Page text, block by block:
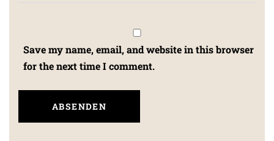
Save my name, email, and website in this browser
for the next time I comment.